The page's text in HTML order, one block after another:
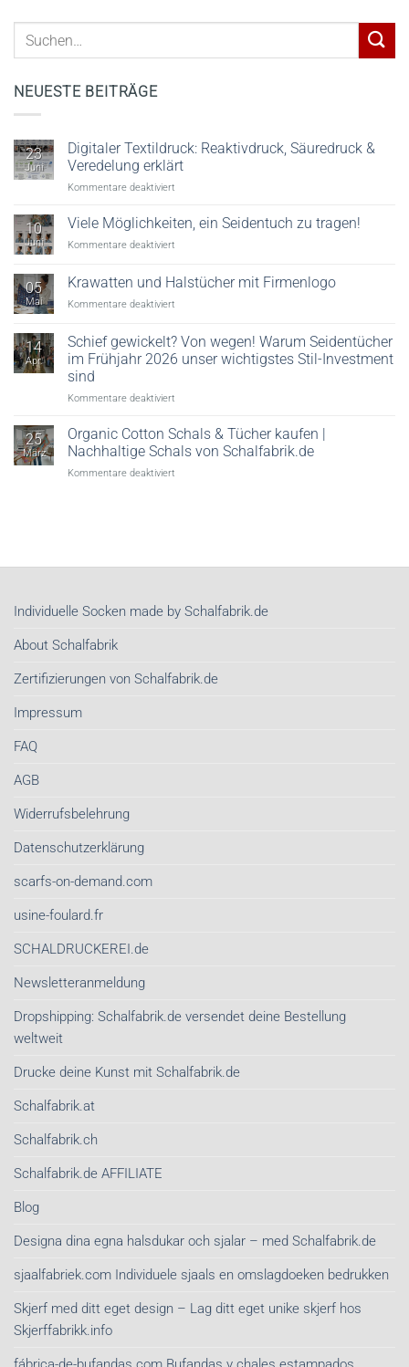
NEUESTE BEITRÄGE
23
Juni
Digitaler Textildruck: Reaktivdruck, Säuredruck &
Veredelung erklärt
Kommentare deaktiviert
Textildruck:
Reaktivdruck,
Veredelung
10
Juni
Viele Möglichkeiten, ein Seidentuch zu tragen!
Kommentare deaktiviert
Möglichkeiten,
ein
tragen!
05
Mai
Krawatten und Halstücher mit Firmenlogo
Kommentare deaktiviert
und
Halstücher
mit
14
Apr.
Schief gewickelt? Von wegen! Warum Seidentücher
im Frühjahr 2026 unser wichtigstes Stil-Investment
sind
Kommentare deaktiviert
gewickelt?
Von
wegen!
wichtigstes
sind
25
März
Organic Cotton Schals & Tücher kaufen |
Nachhaltige Schals von Schalfabrik.de
Kommentare deaktiviert
kaufen
Schals
Individuelle Socken made by Schalfabrik.de
About Schalfabrik
Zertifizierungen von Schalfabrik.de
Impressum
FAQ
AGB
Widerrufsbelehrung
Datenschutzerklärung
scarfs-on-demand.com
usine-foulard.fr
SCHALDRUCKEREI.de
Newsletteranmeldung
Dropshipping: Schalfabrik.de versendet deine Bestellung
weltweit
Drucke deine Kunst mit Schalfabrik.de
Schalfabrik.at
Schalfabrik.ch
Schalfabrik.de AFFILIATE
Blog
Designa dina egna halsdukar och sjalar – med Schalfabrik.de
sjaalfabriek.com Individuele sjaals en omslagdoeken bedrukken
Skjerf med ditt eget design – Lag ditt eget unike skjerf hos
Skjerffabrikk.info